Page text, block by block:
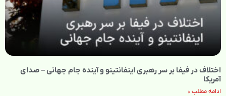
اختلاف در فیفا بر سر رهبری اینفانتینو و آینده جام جهانی – صدای
آمریکا
ادامه مطلب »